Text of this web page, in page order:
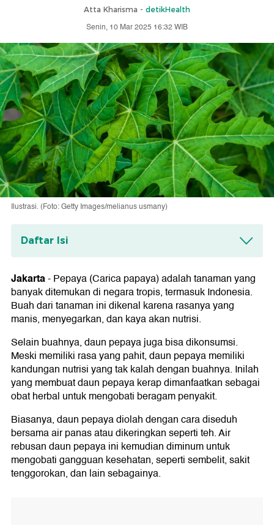
Atta Kharisma - detikHealth
Senin, 10 Mar 2025 16:32 WIB
Ilustrasi. (Foto: Getty Images/melianus usmany)
Daftar Isi
1. Mendukung Fungsi Pencernaan
2. Membantu Mengendalikan Gula Darah
3. Melawan Peradangan
4. Meningkatkan Kesehatan Kulit
5. Mendukung Pertumbuhan Rambut
6. Berpotensi Mencegah Kanker Tertentu
Jakarta-Pepaya (Carica papaya) adalah tanaman yang
banyak ditemukan di negara tropis, termasuk Indonesia.
Buah dari tanaman ini dikenal karena rasanya yang
manis, menyegarkan, dan kaya akan nutrisi.
Selain buahnya, daun pepaya juga bisa dikonsumsi.
Meski memiliki rasa yang pahit, daun pepaya memiliki
kandungan nutrisi yang tak kalah dengan buahnya. Inilah
yang membuat daun pepaya kerap dimanfaatkan sebagai
obat herbal untuk mengobati beragam penyakit.
Biasanya, daun pepaya diolah dengan cara diseduh
bersama air panas atau dikeringkan seperti teh. Air
rebusan daun pepaya ini kemudian diminum untuk
mengobati gangguan kesehatan, seperti sembelit, sakit
tenggorokan, dan lain sebagainya.